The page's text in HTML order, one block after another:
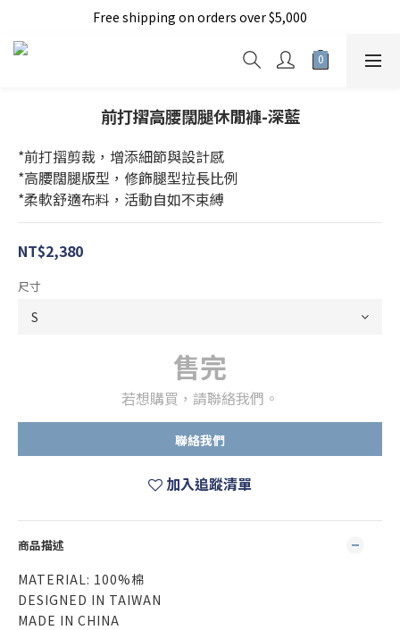
加入新會員現折150元
Free shipping on orders over $5,000
加入新會員現折150元
前打摺高腰闊腿休閒褲-深藍
*前打摺剪裁，增添細節與設計感
*高腰闊腿版型，修飾腿型拉長比例
*柔軟舒適布料，活動自如不束縛
NT$2,380
尺寸
售完
若想購買，請聯絡我們。
聯絡我們
加入追蹤清單
商品描述
MATERIAL: 100%棉
DESIGNED IN TAIWAN
MADE IN CHINA